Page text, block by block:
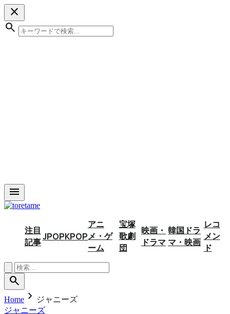
close
search
menu
注目
記事JPOPKPOP
アニ
メ・ゲ
ーム
宝塚
歌劇
団
映画・
ドラマ
韓国ドラ
マ・映画
レコ
メン
ド
search
Home chevron_right ジャニーズ
ジャニーズ